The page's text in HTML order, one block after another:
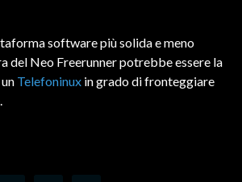
software più solida e meno
del Neo Freerunner potrebbe essere la
Telefoninux in grado di fronteggiare